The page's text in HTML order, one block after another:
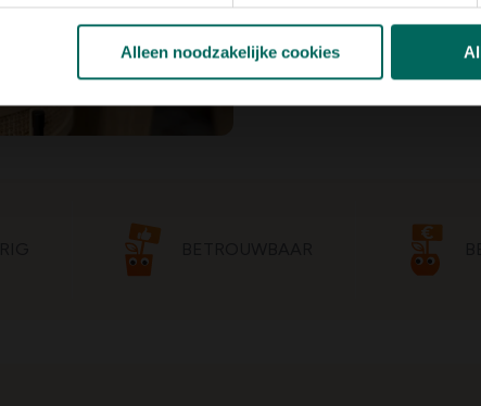
Alleen noodzakelijke cookies